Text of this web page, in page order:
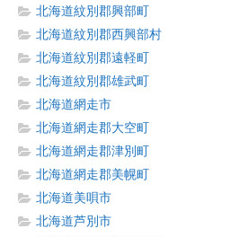
北海道紋別郡興部町
北海道紋別郡西興部村
北海道紋別郡遠軽町
北海道紋別郡雄武町
北海道網走市
北海道網走郡大空町
北海道網走郡津別町
北海道網走郡美幌町
北海道美唄市
北海道芦別市